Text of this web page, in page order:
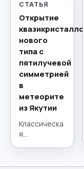
СТАТЬЯ
Открытие
квазикристаллов
нового
типа с
пятилучевой
симметрией
в
метеорите
из Якутии
Классическа
я
краеугольны